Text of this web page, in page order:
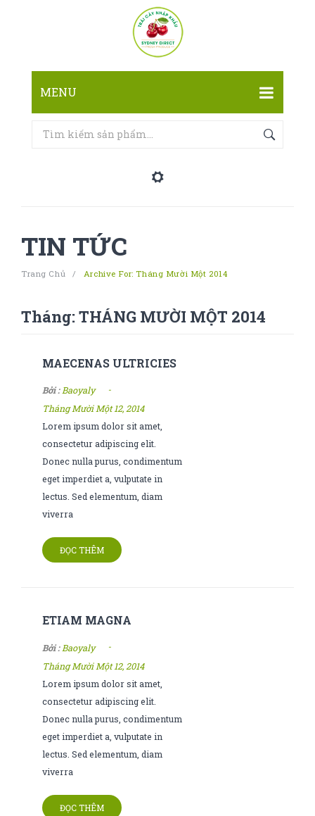
MENU
TRANG CHỦ
TIN TỨC
Trang Chủ / Archive For:Tháng Mười Một 2014
Tháng:THÁNG MƯỜI MỘT 2014
MAECENAS ULTRICIES
Bởi :Baoyaly
-
Tháng Mười Một 12, 2014
Lorem ipsum dolor sit amet,
consectetur adipiscing elit.
Donec nulla purus, condimentum
eget imperdiet a, vulputate in
lectus. Sed elementum, diam
viverra
ĐỌC THÊM
ETIAM MAGNA
Bởi :Baoyaly
-
Tháng Mười Một 12, 2014
Lorem ipsum dolor sit amet,
consectetur adipiscing elit.
Donec nulla purus, condimentum
eget imperdiet a, vulputate in
lectus. Sed elementum, diam
viverra
ĐỌC THÊM